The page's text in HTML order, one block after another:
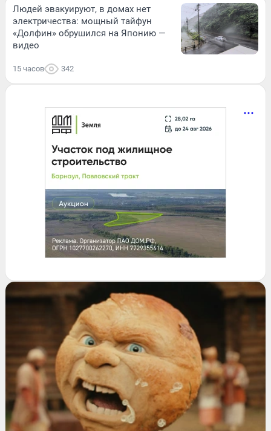
Людей эвакуируют, в домах нет
электричества: мощный тайфун
«Долфин» обрушился на Японию —
видео
15 часов 342